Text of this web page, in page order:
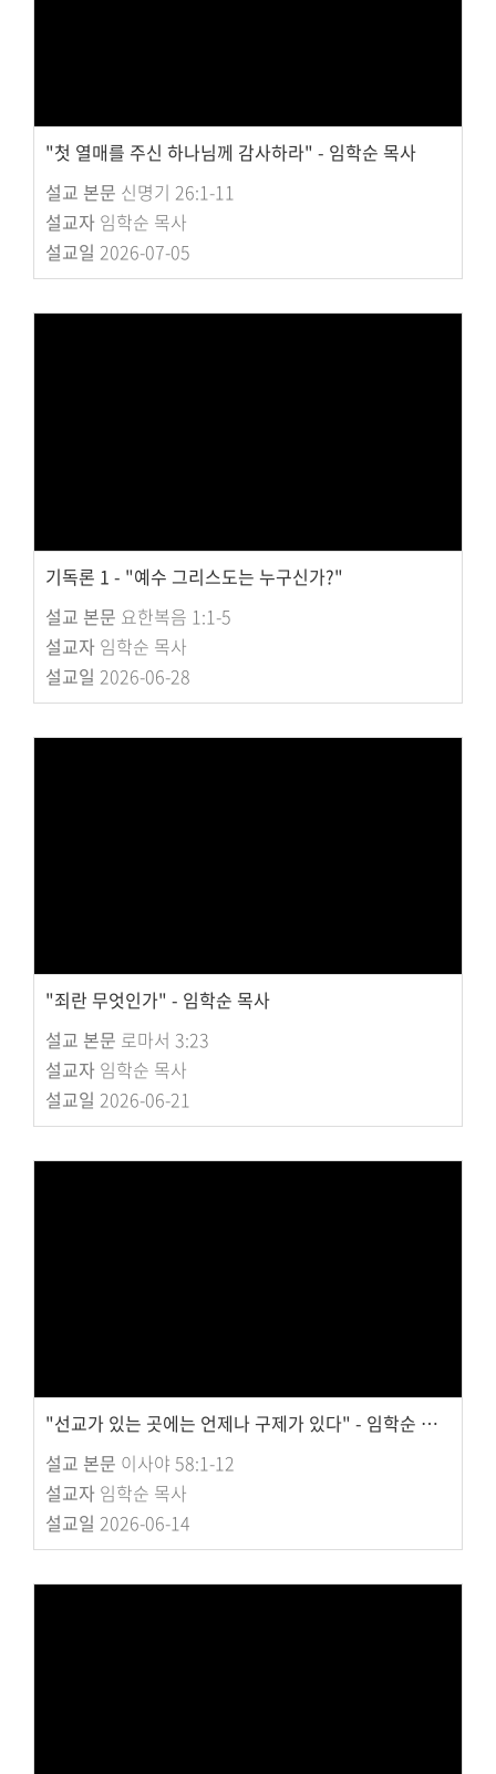
"첫 열매를 주신 하나님께 감사하라" - 임학순 목사
설교 본문 신명기 26:1-11
설교자 임학순 목사
설교일 2026-07-05
기독론 1 - "예수 그리스도는 누구신가?"
설교 본문 요한복음 1:1-5
설교자 임학순 목사
설교일 2026-06-28
"죄란 무엇인가" - 임학순 목사
설교 본문 로마서 3:23
설교자 임학순 목사
설교일 2026-06-21
"선교가 있는 곳에는 언제나 구제가 있다" - 임학순 목사
설교 본문 이사야 58:1-12
설교자 임학순 목사
설교일 2026-06-14